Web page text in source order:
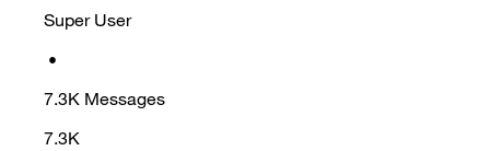
Super User
•
7.3K Messages
7.3K